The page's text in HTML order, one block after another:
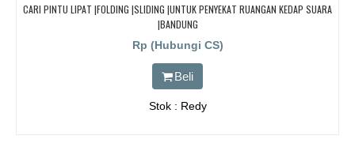
CARI PINTU LIPAT |FOLDING |SLIDING |UNTUK PENYEKAT RUANGAN KEDAP SUARA
|BANDUNG
Rp (Hubungi CS)
Beli
Stok : Redy